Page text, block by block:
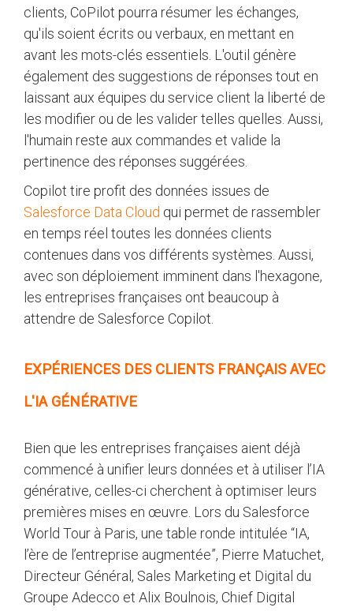
clients, CoPilot pourra résumer les échanges,
qu'ils soient écrits ou verbaux, en mettant en
avant les mots-clés essentiels. L'outil génère
également des suggestions de réponses tout en
laissant aux équipes du service client la liberté de
les modifier ou de les valider telles quelles. Aussi,
l'humain reste aux commandes et valide la
pertinence des réponses suggérées.
Copilot tire profit des données issues de
Salesforce Data Cloud qui permet de rassembler
en temps réel toutes les données clients
contenues dans vos différents systèmes. Aussi,
avec son déploiement imminent dans l'hexagone,
les entreprises françaises ont beaucoup à
attendre de Salesforce Copilot.
EXPÉRIENCES DES CLIENTS FRANÇAIS AVEC
L'IA GÉNÉRATIVE
Bien que les entreprises françaises aient déjà
commencé à unifier leurs données et à utiliser l’IA
générative, celles-ci cherchent à optimiser leurs
premières mises en œuvre. Lors du Salesforce
World Tour à Paris, une table ronde intitulée “IA,
l’ère de l’entreprise augmentée”, Pierre Matuchet,
Directeur Général, Sales Marketing et Digital du
Groupe Adecco et Alix Boulnois, Chief Digital